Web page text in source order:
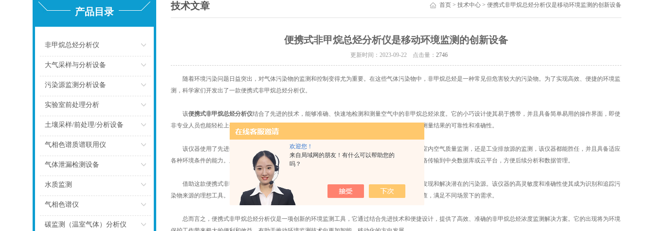
欢迎您！
来自局域网的朋友！有什么可以帮助您的
吗？
产品目录
非甲烷总烃分析仪
大气采样与分析设备
污染源监测分析设备
实验室前处理分析
点击
土壤采样/前处理/分析设备
气相色谱质谱联用仪
气体泄漏检测设备
水质监测
气相色谱仪
点击
碳监测（温室气体）分析仪
技术文章 首页> 技术中心> 便携式非甲烷总烃分析仪是移动环境监测的创新设备
便携式非甲烷总烃分析仪是移动环境监测的创新设备
更新时间：2023-09-22 点击量：2746
随着环境污染问题日益突出，对气体污染物的监测和控制变得尤为重要。在这些气体污染物中，非甲烷总烃是一种常见但危害较大的污染物。为了实现高效、便捷的环境监
测，科学家们开发出了一款便携式非甲烷总烃分析仪。
该便携式非甲烷总烃分析仪结合了先进的技术，能够准确、快速地检测和测量空气中的非甲烷总烃浓度。它的小巧设计使其易于携带，并且具备简单易用的操作界面，即使
非专业人员也能轻松上手。同时，该仪器采用了高灵敏度传感器和精确度较高的测量算法，保证了测量结果的可靠性和准确性。
该仪器使用了先进的采样系统，能够对不同环境中的非甲烷总烃进行快速采样和分析。不论是室内空气质量监测，还是工业排放源的监测，该仪器都能胜任，并且具备适应
各种环境条件的能力。此外，该仪器还支持实时数据传输和存储功能，可以将监测结果通过无线网络传输到中央数据库或云平台，方便后续分析和数据管理。
借助这款便携式非甲烷总烃分析仪，环境监测人员能够更加高效地监测和评估空气质量，及时发现和解决潜在的污染源。该仪器的高灵敏度和准确性使其成为识别和追踪污
染物来源的理想工具。同时，由于其便携性和易用性，该仪器也可以广泛应用于移动监测和野外调查，满足不同场景下的需求。
总而言之，便携式非甲烷总烃分析仪是一项创新的环境监测工具，它通过结合先进技术和便捷设计，提供了高效、准确的非甲烷总烃浓度监测解决方案。它的出现将为环境